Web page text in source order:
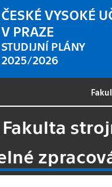
ČESKÉ VYSOKÉ
V PRAZE
STUDIJNÍ PLÁNY
2025/2026
Fakulta